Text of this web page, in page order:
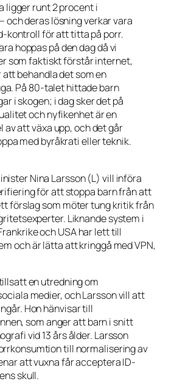
ligger runt 2 procent i
och deras lösning verkar vara
kontroll för att titta på porr.
hoppas på den dag då vi
som faktiskt förstår internet,
behandla det som en
På 80-talet hittade barn
i skogen; i dag sker det på
och nyfikenhet är en
av att växa upp, och det går
med byråkrati eller teknik.
Nina Larsson (L) vill införa
för att stoppa barn från att
förslag som möter tung kritik från
Liknande system i
och USA har lett till
och är lätta att kringgå med VPN,
en utredning om
medier, och Larsson vill att
Hon hänvisar till
som anger att barn i snitt
vid 13 års ålder. Larsson
till normalisering av
att vuxna får acceptera ID-
skull.